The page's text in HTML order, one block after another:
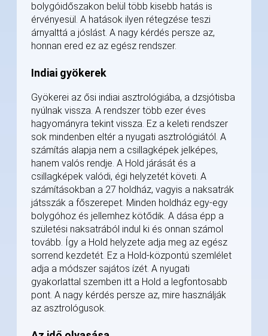
bolygóidőszakon belül több kisebb hatás is
érvényesül. A hatások ilyen rétegzése teszi
árnyalttá a jóslást. A nagy kérdés persze az,
honnan ered ez az egész rendszer.
Indiai gyökerek
Gyökerei az ősi indiai asztrológiába, a dzsjótisba
nyúlnak vissza. A rendszer több ezer éves
hagyományra tekint vissza. Ez a keleti rendszer
sok mindenben eltér a nyugati asztrológiától. A
számítás alapja nem a csillagképek jelképes,
hanem valós rendje. A Hold járását és a
csillagképek valódi, égi helyzetét követi. A
számításokban a 27 holdház, vagyis a naksatrák
játsszák a főszerepet. Minden holdház egy-egy
bolygóhoz és jellemhez kötődik. A dása épp a
születési naksatrából indul ki és onnan számol
tovább. Így a Hold helyzete adja meg az egész
sorrend kezdetét. Ez a Hold-központú szemlélet
adja a módszer sajátos ízét. A nyugati
gyakorlattal szemben itt a Hold a legfontosabb
pont. A nagy kérdés persze az, mire használják
az asztrológusok.